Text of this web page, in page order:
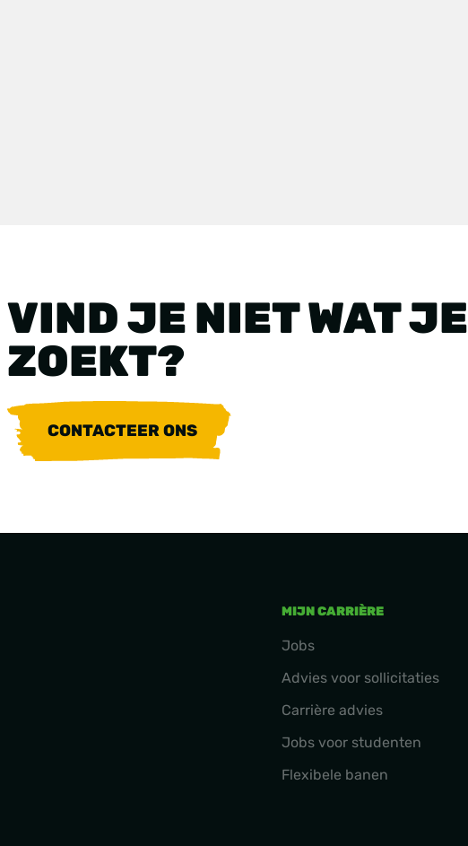
VIND JE NIET WAT JE
ZOEKT?
CONTACTEER ONS
MIJN CARRIÈRE
Jobs
Advies voor sollicitaties
Carrière advies
Jobs voor studenten
Flexibele banen